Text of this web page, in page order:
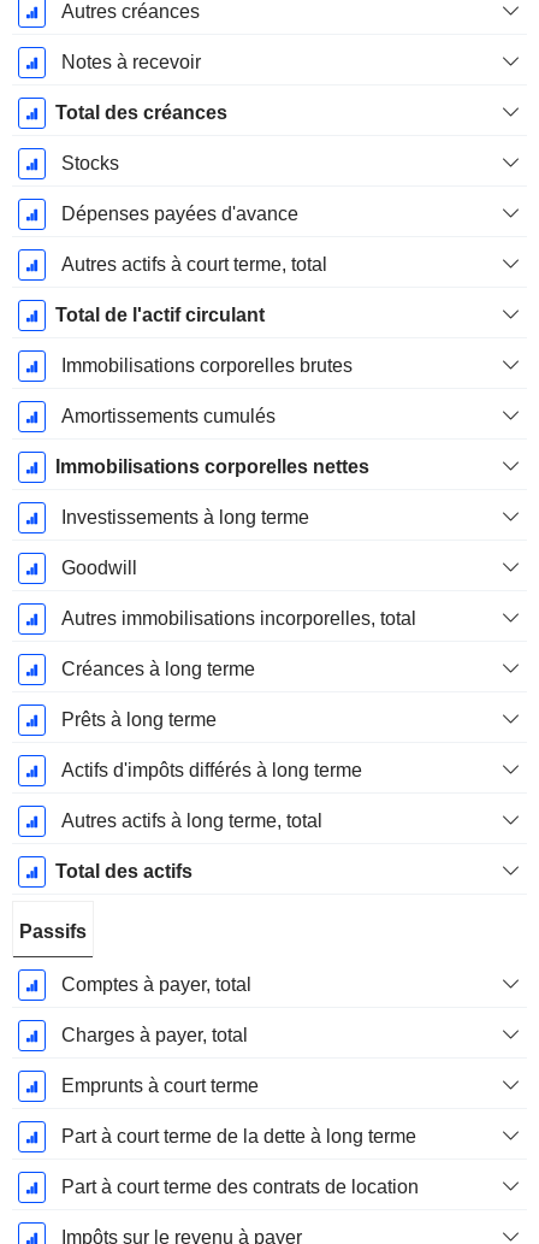
Autres créances
Notes à recevoir
Total des créances
Stocks
Dépenses payées d'avance
Autres actifs à court terme, total
Total de l'actif circulant
Immobilisations corporelles brutes
Amortissements cumulés
Immobilisations corporelles nettes
Investissements à long terme
Goodwill
Autres immobilisations incorporelles, total
Créances à long terme
Prêts à long terme
Actifs d'impôts différés à long terme
Autres actifs à long terme, total
Total des actifs
Passifs
Comptes à payer, total
Charges à payer, total
Emprunts à court terme
Part à court terme de la dette à long terme
Part à court terme des contrats de location
Impôts sur le revenu à payer